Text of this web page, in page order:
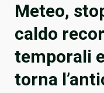
Meteo,
caldo
temporali
torna